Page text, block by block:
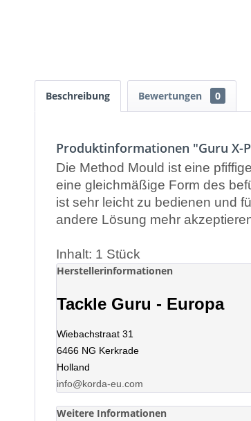
Beschreibung Bewertungen 0
Produktinformationen "Guru X-
Die Method Mould ist eine
eine gleichmäßige Form des
ist sehr leicht zu bedienen und
andere Lösung mehr
Inhalt: 1 Stück
Herstellerinformationen
Tackle Guru - Europa
Wiebachstraat 31
6466 NG Kerkrade
Holland
info@korda-eu.com
Weitere Informationen